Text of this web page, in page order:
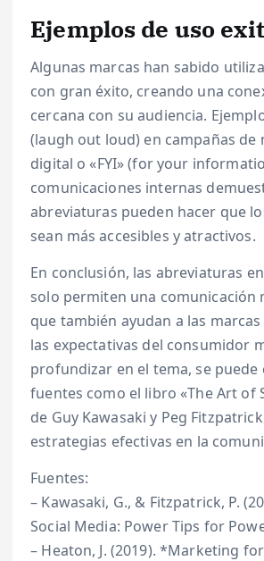
Ejemplos de uso
Algunas marcas han sabido
con gran éxito, creando una
cercana con su audiencia.
(laugh out loud) en campañas de
digital o «FYI» (for your
comunicaciones internas
abreviaturas pueden hacer que
sean más accesibles y atractivos.
En conclusión, las abreviaturas
solo permiten una comunicación
que también ayudan a las
las expectativas del consumidor
profundizar en el tema, se
fuentes como el libro «The Art of
de Guy Kawasaki y Peg
estrategias efectivas en la
Fuentes:
– Kawasaki, G., & Fitzpatrick, P.
Social Media: Power Tips for
– Heaton, J. (2019). *Marketing